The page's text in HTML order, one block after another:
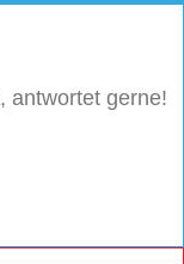
antwortet gerne!